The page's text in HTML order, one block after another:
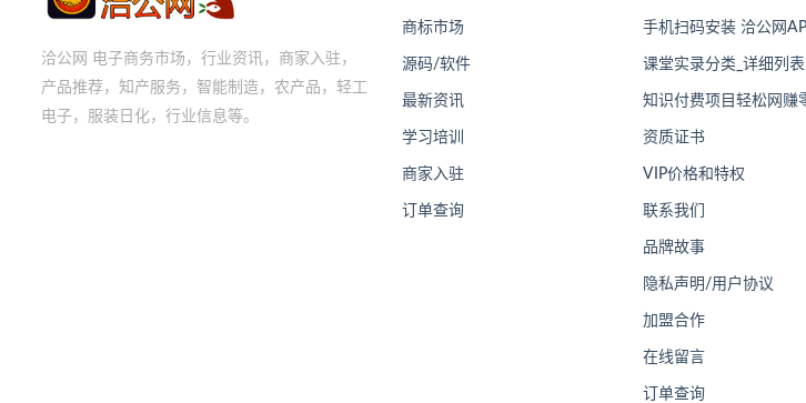
洽公网 电子商务市场，行业资讯，商家入驻，
产品推荐，知产服务，智能制造，农产品，轻工
电子，服装日化，行业信息等。
商标市场
源码/软件
最新资讯
学习培训
商家入驻
订单查询
手机扫码安装 洽公网
课堂实录分类_详细列表
知识付费项目轻松网赚
资质证书
VIP价格和特权
联系我们
品牌故事
隐私声明/用户协议
加盟合作
在线留言
订单查询